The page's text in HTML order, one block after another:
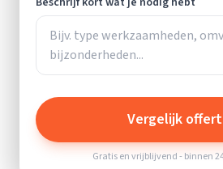
Vergelijk
Gratis en vrijblijvend - binnen